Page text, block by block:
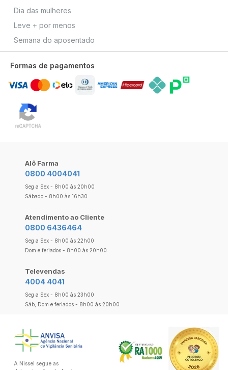
Dia das mulheres
Leve + por menos
Semana do aposentado
Formas de pagamentos
Alô Farma
0800 4004041
Seg a Sex - 8h00 às 20h00
Sábado - 8h00 às 16h30
Atendimento ao Cliente
0800 6436464
Seg a Sex - 8h00 às 22h00
Dom e feriados - 8h00 às 20h00
Televendas
4004 4041
Seg a Sex - 8h00 às 23h00
Sáb, Dom e feriados - 8h00 às 20h00
A Nissei segue as